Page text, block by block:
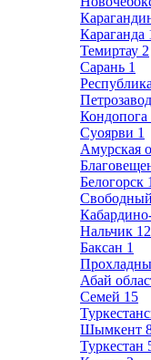
Караганда
Темиртау 2
Сарань 1
Кондопога
Суоярви 1
Амурская
Белогорск 1
Свободный
Нальчик 12
Баксан 1
Абай
Семей 15
Шымкент
Туркестан